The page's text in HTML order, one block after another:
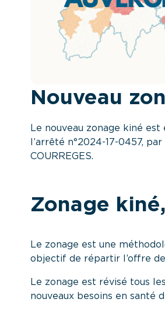
Nouveau
Le nouveau zonage kiné
l’arrêté n°2024-17-0457,
COURREGES.
Zonage
Le zonage est une
objectif de répartir l’offre
Le zonage est révisé tous
nouveaux besoins en santé